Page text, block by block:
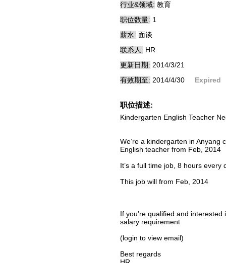
行业&领域: 教育
职位数量: 1
薪水: 面谈
联系人: HR
更新日期: 2014/3/21
有效期至: 2014/4/30 Expired
职位描述:
Kindergarten English Teacher
We’re a kindergarten in Anyang
English teacher from Feb, 2014
It’s a full time job, 8 hours
This job will from Feb, 2014
If you’re qualified and
salary requirement
(login to view email)
Best regards